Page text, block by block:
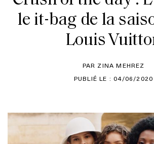
le it-bag de la
Louis
PAR ZINA MEHREZ
PUBLIÉ LE : 04/06/2020